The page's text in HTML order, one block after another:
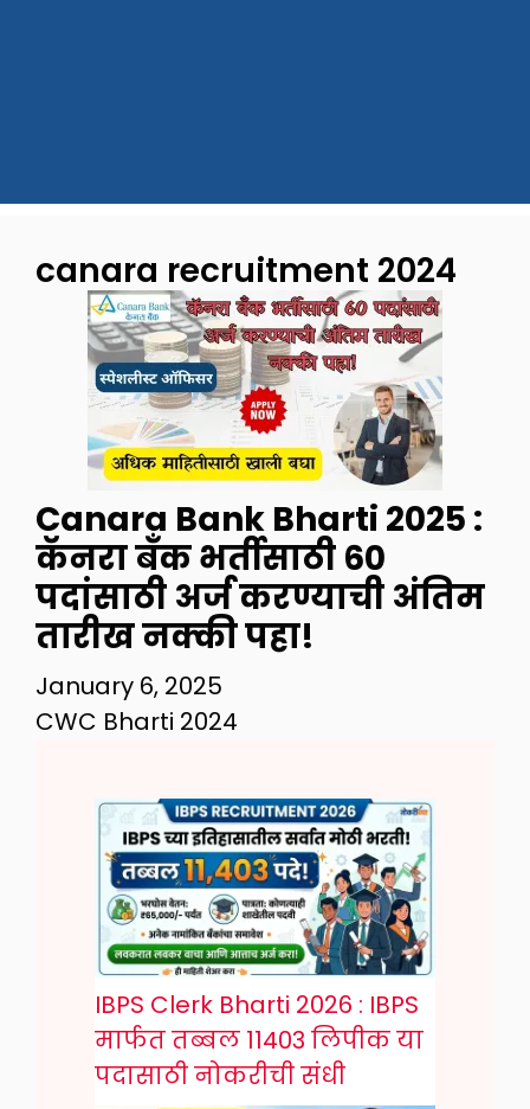
canara recruitment 2024
Canara Bank Bharti 2025 :
कॅनरा बँक भर्तीसाठी 60
पदांसाठी अर्ज करण्याची अंतिम
तारीख नक्की पहा!
January 6, 2025
CWC Bharti 2024
IBPS Clerk Bharti 2026 : IBPS
मार्फत तब्बल 11403 लिपीक या
पदासाठी नोकरीची संधी